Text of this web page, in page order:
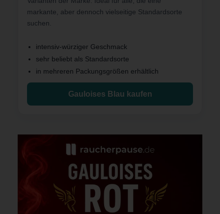
markante, aber dennoch vielseitige Standardsorte
suchen.
intensiv-würziger Geschmack
sehr beliebt als Standardsorte
in mehreren Packungsgrößen erhältlich
Gauloises Blau kaufen